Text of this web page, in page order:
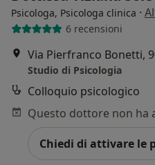
Psicologa, Psicologa clinica ·
6 recensioni
Via Pierfranco Bonetti,
Studio di Psicologia
Colloquio psicologico
Chiedi di attivare le